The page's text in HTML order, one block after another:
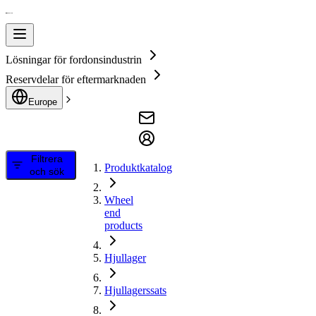
Lösningar för fordonsindustrin
Reservdelar för eftermarknaden
Europe
Filtrera
och sök
Produktkatalog
Wheel
end
products
Hjullager
Hjullagerssats